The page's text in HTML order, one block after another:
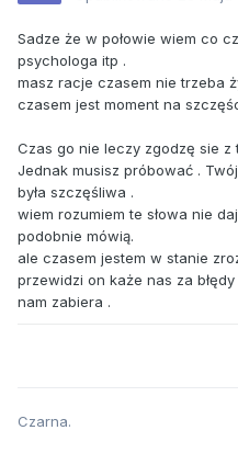
Sadze że w połowie wiem co
psychologa itp .
masz racje czasem nie trzeba
czasem jest moment na
Czas go nie leczy zgodzę sie z
Jednak musisz próbować .
była szczęśliwa .
wiem rozumiem te słowa nie
podobnie mówią.
ale czasem jestem w stanie
przewidzi on każe nas za
nam zabiera .
Czarna.